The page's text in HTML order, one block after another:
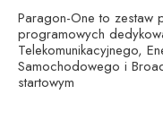
Paragon-One to zestaw
programowych
Telekomunikacyjnego,
Samochodowego i
startowym